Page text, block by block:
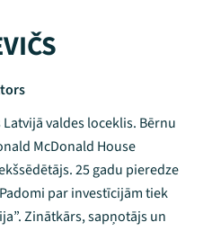
valdes loceklis. Bērnu
McDonald House
25 gadu pieredze
par investīcijām tiek
Zinātkārs, sapņotājs un